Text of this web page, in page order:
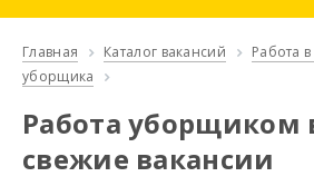
Главная Каталог вакансий Работа
уборщика
Работа уборщиком
свежие вакансии